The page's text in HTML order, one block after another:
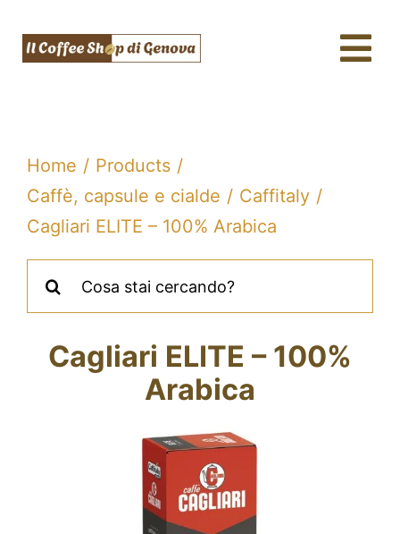
contenuto
Tè, tisane & Matcha
Acqua & SodaStream
Assistenza tecnica
Blog
Home
Products
Caffè, capsule e cialde
Caffitaly
Cagliari ELITE – 100% Arabica
per:
Cagliari ELITE – 100%
Arabica